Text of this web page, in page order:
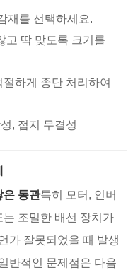
재를 선택하세요.
고 딱 맞도록 크기를
하게 종단 처리하여
, 접지 무결성
은 동관특히 모터, 인버
조밀한 배선 장치가
가 잘못되었을 때 발생
반적인 문제점은 다음